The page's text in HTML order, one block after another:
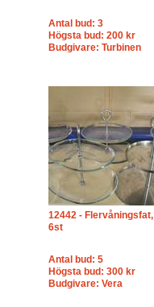
Antal bud: 3
Högsta bud: 200 kr
Budgivare: Turbinen
12442 - Flervåningsfat,
6st
Antal bud: 5
Högsta bud: 300 kr
Budgivare: Vera